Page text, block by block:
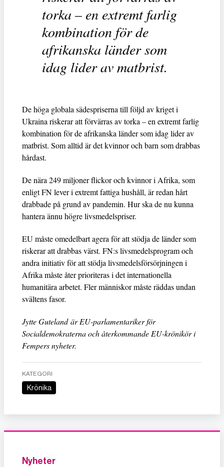
torka – en extremt farlig
kombination för de
afrikanska länder som
idag lider av matbrist.
De höga globala sädespriserna till följd av kriget i
Ukraina riskerar att förvärras av torka – en extremt farlig
kombination för de afrikanska länder som idag lider av
matbrist. Som alltid är det kvinnor och barn som drabbas
hårdast.
De nära 249 miljoner flickor och kvinnor i Afrika, som
enligt FN lever i extremt fattiga hushåll, är redan hårt
drabbade på grund av pandemin. Hur ska de nu kunna
hantera ännu högre livsmedelspriser.
EU måste omedelbart agera för att stödja de länder som
riskerar att drabbas värst. FN:s livsmedelsprogram och
andra initiativ för att stödja livsmedelsförsörjningen i
Afrika måste åter prioriteras i det internationella
humanitära arbetet. Fler människor måste räddas undan
svältens fasor.
Jytte Guteland är EU-parlamentariker för
Socialdemokraterna och återkommande EU-krönikör i
Fempers nyheter.
KATEGORI
Krönika
Nyheter